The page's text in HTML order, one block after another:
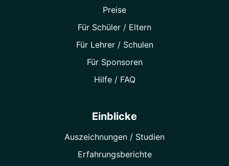
Preise
Für Schüler / Eltern
Für Lehrer / Schulen
Für Sponsoren
Hilfe / FAQ
Einblicke
Auszeichnungen / Studien
Erfahrungsberichte